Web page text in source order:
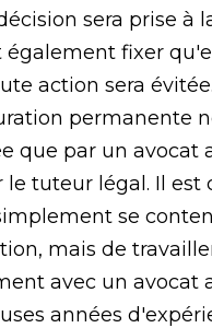
sera prise à
également fixer
action sera évitée.
permanente
que par un avocat
le tuteur légal. Il est
se
mais de
avec un avocat
années